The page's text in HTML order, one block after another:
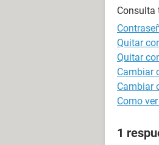
Consulta
Quitar
Quitar
Cambiar
Cambiar
Como
1